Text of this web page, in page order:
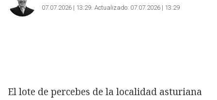
07.07.2026 | 13:29 Actualizado: 07.07.2026 | 13:29
El lote de percebes de la localidad asturiana